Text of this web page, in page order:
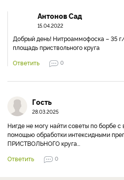
Антонов Сад
15.04.2022
Добрый день! Нитроаммофоска – 35
площадь приствольного круга
Ответить
0
Гость
28.03.2025
Нигде не могу найти советы по борбе с
помощью обработки интексидными
ПРИСТВОЛЬНОГО круга...
Ответить
0